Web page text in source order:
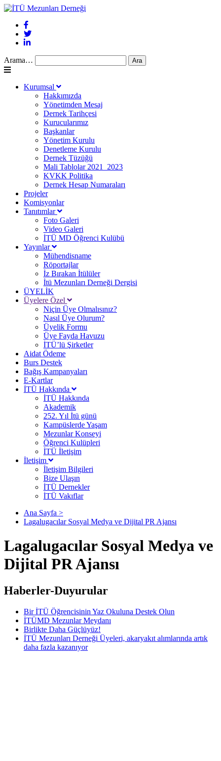
Arama…
Kurumsal
Hakkımızda
Yönetimden Mesaj
Dernek Tarihçesi
Kurucularımız
Başkanlar
Yönetim Kurulu
Denetleme Kurulu
Dernek Tüzüğü
Mali Tablolar 2021_2023
KVKK Politika
Dernek Hesap Numaraları
Projeler
Komisyonlar
Tanıtımlar
Foto Galeri
Video Galeri
İTÜ MD Öğrenci Kulübü
Yayınlar
Mühendisname
Röportajlar
İz Bırakan İtülüler
İtü Mezunları Derneği Dergisi
ÜYELİK
Üyelere Özel
Niçin Üye Olmalısınız?
Nasıl Üye Olurum?
Üyelik Formu
Üye Fayda Havuzu
İTÜ’lü Şirketler
Aidat Ödeme
Burs Destek
Bağış Kampanyaları
E-Kartlar
İTÜ Hakkında
İTÜ Hakkında
Akademik
252. Yıl İtü günü
Kampüslerde Yaşam
Mezunlar Konseyi
Öğrenci Kulüpleri
İTÜ İletişim
İletişim
İletişim Bilgileri
Bize Ulaşın
İTÜ Dernekler
İTÜ Vakıflar
Ana Sayfa >
Lagalugacılar Sosyal Medya ve Dijital PR Ajansı
Lagalugacılar Sosyal Medya ve
Dijital PR Ajansı
Haberler-Duyurular
Bir İTÜ Öğrencisinin Yaz Okuluna Destek Olun
İTÜMD Mezunlar Meydanı
Birlikte Daha Güçlüyüz!
İTÜ Mezunları Derneği Üyeleri, akaryakıt alımlarında artık
daha fazla kazanıyor